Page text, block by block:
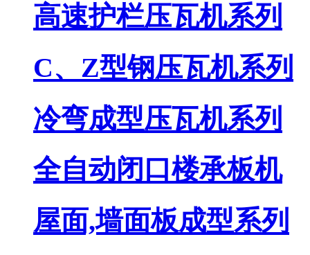
高速护栏压瓦机系列
C、Z型钢压瓦机系列
冷弯成型压瓦机系列
全自动闭口楼承板机
屋面,墙面板成型系列